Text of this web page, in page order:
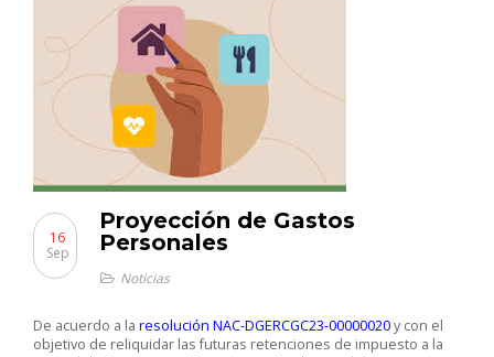
Proyección de Gastos
Personales
16
Sep
Noticias
De acuerdo a la resolución NAC-DGERCGC23-00000020y con el
objetivo de reliquidar las futuras retenciones de impuesto a la